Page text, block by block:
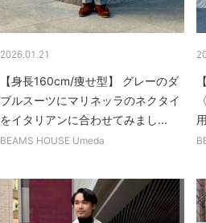
2026.01.21
【身長160cm/痩せ型】 グレーのダ
ブルスーツにマリネッラのネクタイ
をイタリアンに合わせてみまし...
BEAMS HOUSE Umeda